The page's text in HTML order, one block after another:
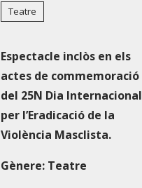
Teatre
Espectacle inclòs en els
actes de commemoració
del 25N Dia Internacional
per l’Eradicació de la
Violència Masclista.
Gènere: Teatre